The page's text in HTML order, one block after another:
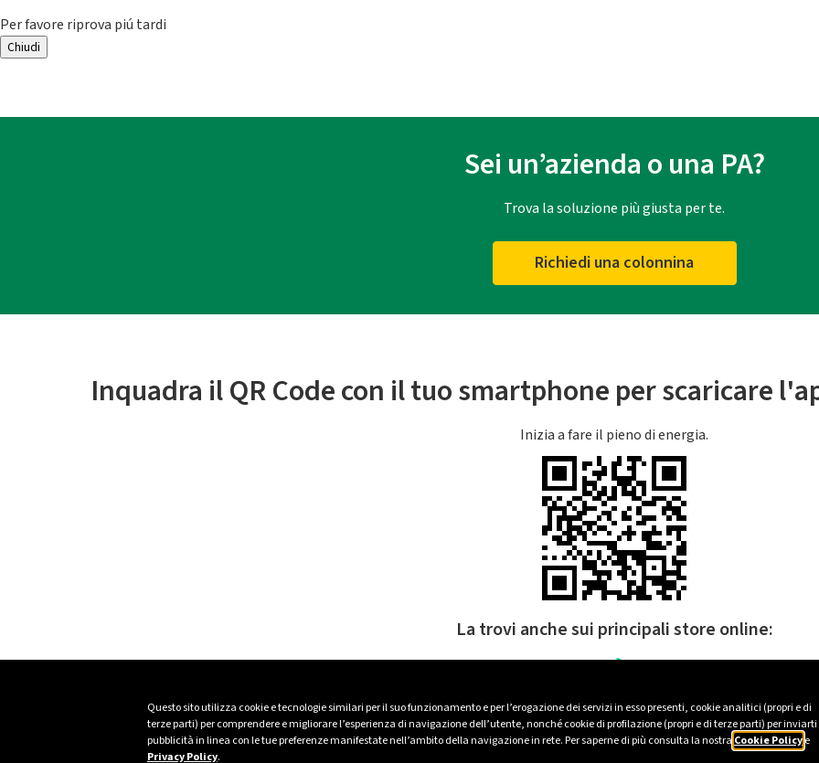
Questo sito utilizza cookie e tecnologie similari per il suo funzionamento e per l’erogazione dei servizi in esso presenti, cookie analitici (propri e di
terze parti) per comprendere e migliorare l’esperienza di navigazione dell’utente, nonché cookie di profilazione (propri e di terze parti) per inviarti
pubblicità in linea con le tue preferenze manifestate nell’ambito della navigazione in rete. Per saperne di più consulta la nostra Cookie Policye
Privacy Policy.
Per favore riprova piú tardi
Chiudi
Sei un’azienda o una PA?
Trova la soluzione più giusta per te.
Richiedi una colonnina
Inquadra il QR Code con il tuo smartphone per scaricare
Inizia a fare il pieno di energia.
La trovi anche sui principali store online: